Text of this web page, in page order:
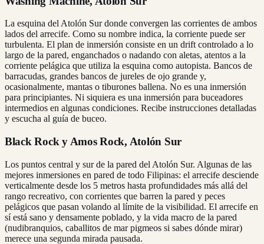
La esquina del Atolón Sur donde convergen las corrientes de ambos
lados del arrecife. Como su nombre indica, la corriente puede ser
turbulenta. El plan de inmersión consiste en un drift controlado a lo
largo de la pared, enganchados o nadando con aletas, atentos a la
corriente pelágica que utiliza la esquina como autopista. Bancos de
barracudas, grandes bancos de jureles de ojo grande y,
ocasionalmente, mantas o tiburones ballena. No es una inmersión
para principiantes. Ni siquiera es una inmersión para buceadores
intermedios en algunas condiciones. Recibe instrucciones detalladas
y escucha al guía de buceo.
Black Rock y Amos Rock, Atolón Sur
Los puntos central y sur de la pared del Atolón Sur. Algunas de las
mejores inmersiones en pared de todo Filipinas: el arrecife desciende
verticalmente desde los 5 metros hasta profundidades más allá del
rango recreativo, con corrientes que barren la pared y peces
pelágicos que pasan volando al límite de la visibilidad. El arrecife en
sí está sano y densamente poblado, y la vida macro de la pared
(nudibranquios, caballitos de mar pigmeos si sabes dónde mirar)
merece una segunda mirada pausada.